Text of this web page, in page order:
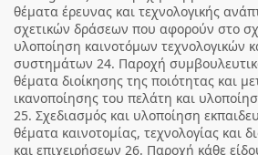
θέματα έρευνας και τεχνολογικής
σχετικών δράσεων που αφορούν στο
υλοποίηση καινοτόμων τεχνολογικών
συστημάτων 24. Παροχή
θέματα διοίκησης της ποιότητας και
ικανοποίησης του πελάτη και
25. Σχεδιασμός και υλοποίηση
θέματα καινοτομίας, τεχνολογίας και
και επιχειρήσεων 26. Παροχή κάθε